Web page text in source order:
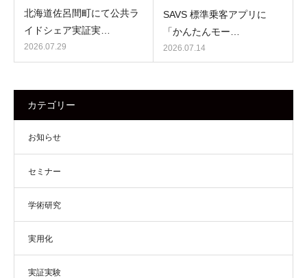
北海道佐呂間町にて公共ラ
イドシェア実証実…
2026.07.29
SAVS 標準乗客アプリに
「かんたんモー…
2026.07.14
カテゴリー
お知らせ
セミナー
学術研究
実用化
実証実験